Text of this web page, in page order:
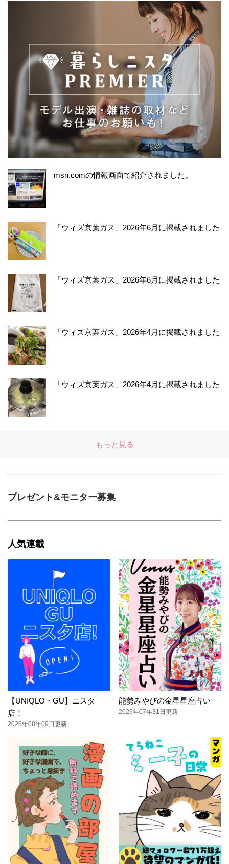
msn.comの情報画面で紹介されました。
「ウィズ京葉ガス」2026年6月に掲載されました
「ウィズ京葉ガス」2026年6月に掲載されました
「ウィズ京葉ガス」2026年4月に掲載されました
「ウィズ京葉ガス」2026年4月に掲載されました
もっと見る
プレゼント&モニター募集
人気連載
【UNIQLO・GU】ニスタ
店！
2026年08年09日更新
能勢みやびの金星星座占い
2026年07年31日更新